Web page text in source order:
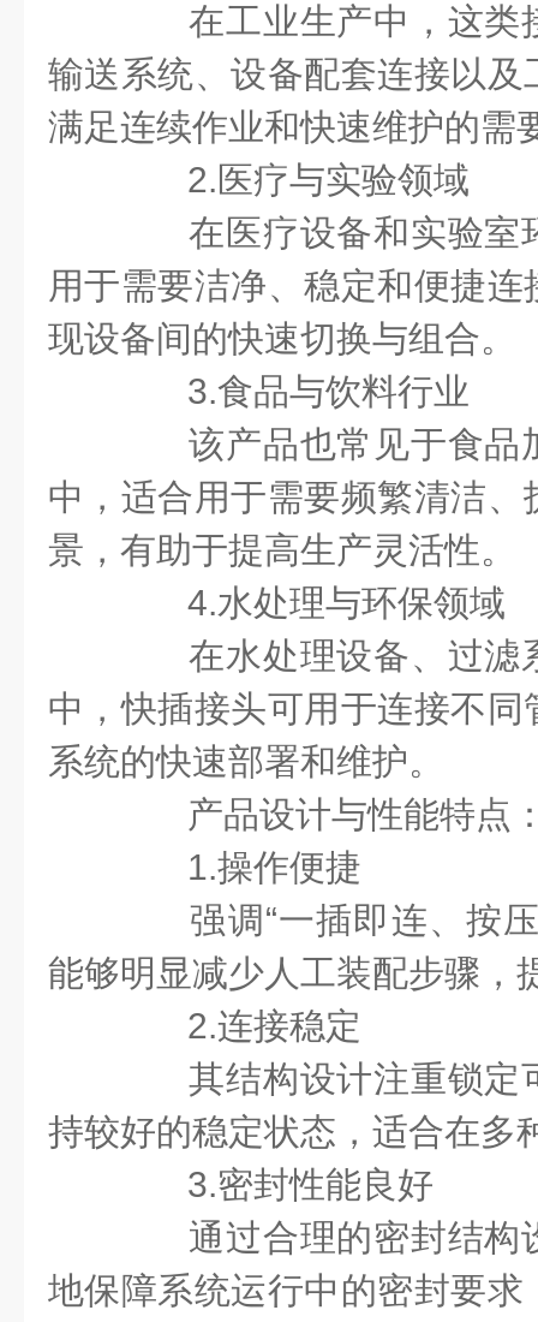
在工业生产中，这类
输送系统、设备配套连接以
满足连续作业和快速维护的需
2.医疗与实验领域
在医疗设备和实验室
用于需要洁净、稳定和便捷
现设备间的快速切换与组合。
3.食品与饮料行业
该产品也常见于食品
中，适合用于需要频繁清洁
景，有助于提高生产灵活性。
4.水处理与环保领域
在水处理设备、过滤
中，快插接头可用于连接不
系统的快速部署和维护。
产品设计与性能特点
1.操作便捷
强调“一插即连、按压
能够明显减少人工装配步骤，
2.连接稳定
其结构设计注重锁定
持较好的稳定状态，适合在多
3.密封性能良好
通过合理的密封结构
地保障系统运行中的密封要